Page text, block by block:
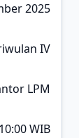
2025
IV
LPM
10:00 WIB